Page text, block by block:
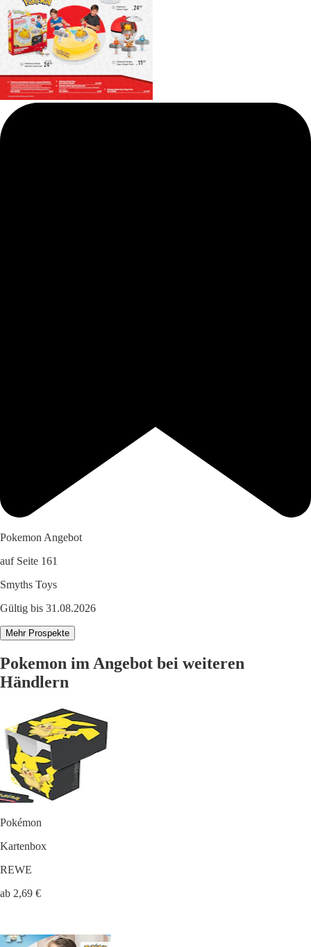
Pokemon Angebot
auf Seite 161
Smyths Toys
Gültig bis 31.08.2026
Mehr Prospekte
Pokemon im Angebot bei weiteren
Händlern
Pokémon
Kartenbox
REWE
ab 2,69 €